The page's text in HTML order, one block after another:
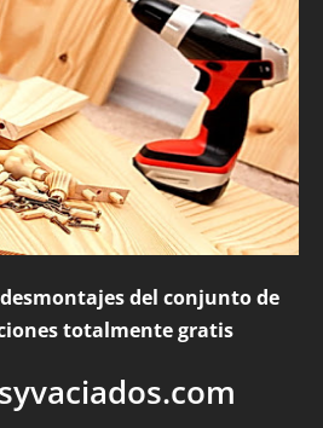
del conjunto de
totalmente gratis